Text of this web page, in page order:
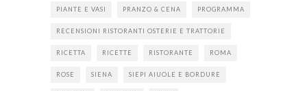
PIANTE E VASI PRANZO & CENA PROGRAMMA
RECENSIONI RISTORANTI OSTERIE E TRATTORIE
RICETTA RICETTE RISTORANTE ROMA
ROSE SIENA SIEPI AIUOLE E BORDURE